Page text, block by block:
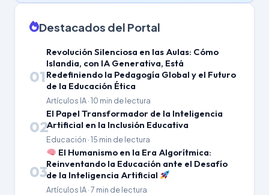
Destacados del Portal
01
Revolución Silenciosa en las Aulas: Cómo
Islandia, con IA Generativa, Está
Redefiniendo la Pedagogía Global y el Futuro
de la Educación Ética
Artículos IA · 10 min de lectura
02
El Papel Transformador de la Inteligencia
Artificial en la Inclusión Educativa
Educación · 15 min de lectura
03
El Humanismo en la Era Algorítmica:
Reinventando la Educación ante el Desafío
de la Inteligencia Artificial
Artículos IA · 7 min de lectura